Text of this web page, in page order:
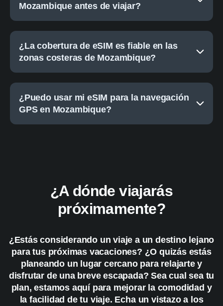
Mozambique antes de viajar?
¿La cobertura de eSIM es fiable en las
zonas costeras de Mozambique?
¿Puedo usar mi eSIM para la navegación
GPS en Mozambique?
¿A dónde viajarás
próximamente?
¿Estás considerando un viaje a un destino lejano
para tus próximas vacaciones? ¿O quizás estás
planeando un lugar cercano para relajarte y
disfrutar de una breve escapada? Sea cual sea tu
plan, estamos aquí para mejorar la comodidad y
la facilidad de tu viaje. Echa un vistazo a los